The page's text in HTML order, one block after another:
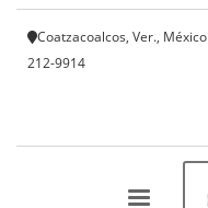
Coatzacoalcos, Ver., México
212-9914